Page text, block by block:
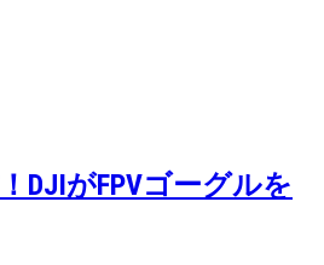
DJIがFPVゴーグルを